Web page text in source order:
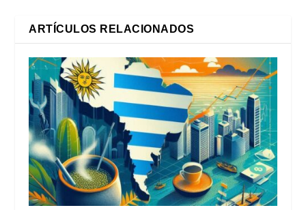
ARTÍCULOS RELACIONADOS